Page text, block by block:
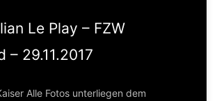
Le Play – FZW
– 29.11.2017
Alle Fotos unterliegen dem